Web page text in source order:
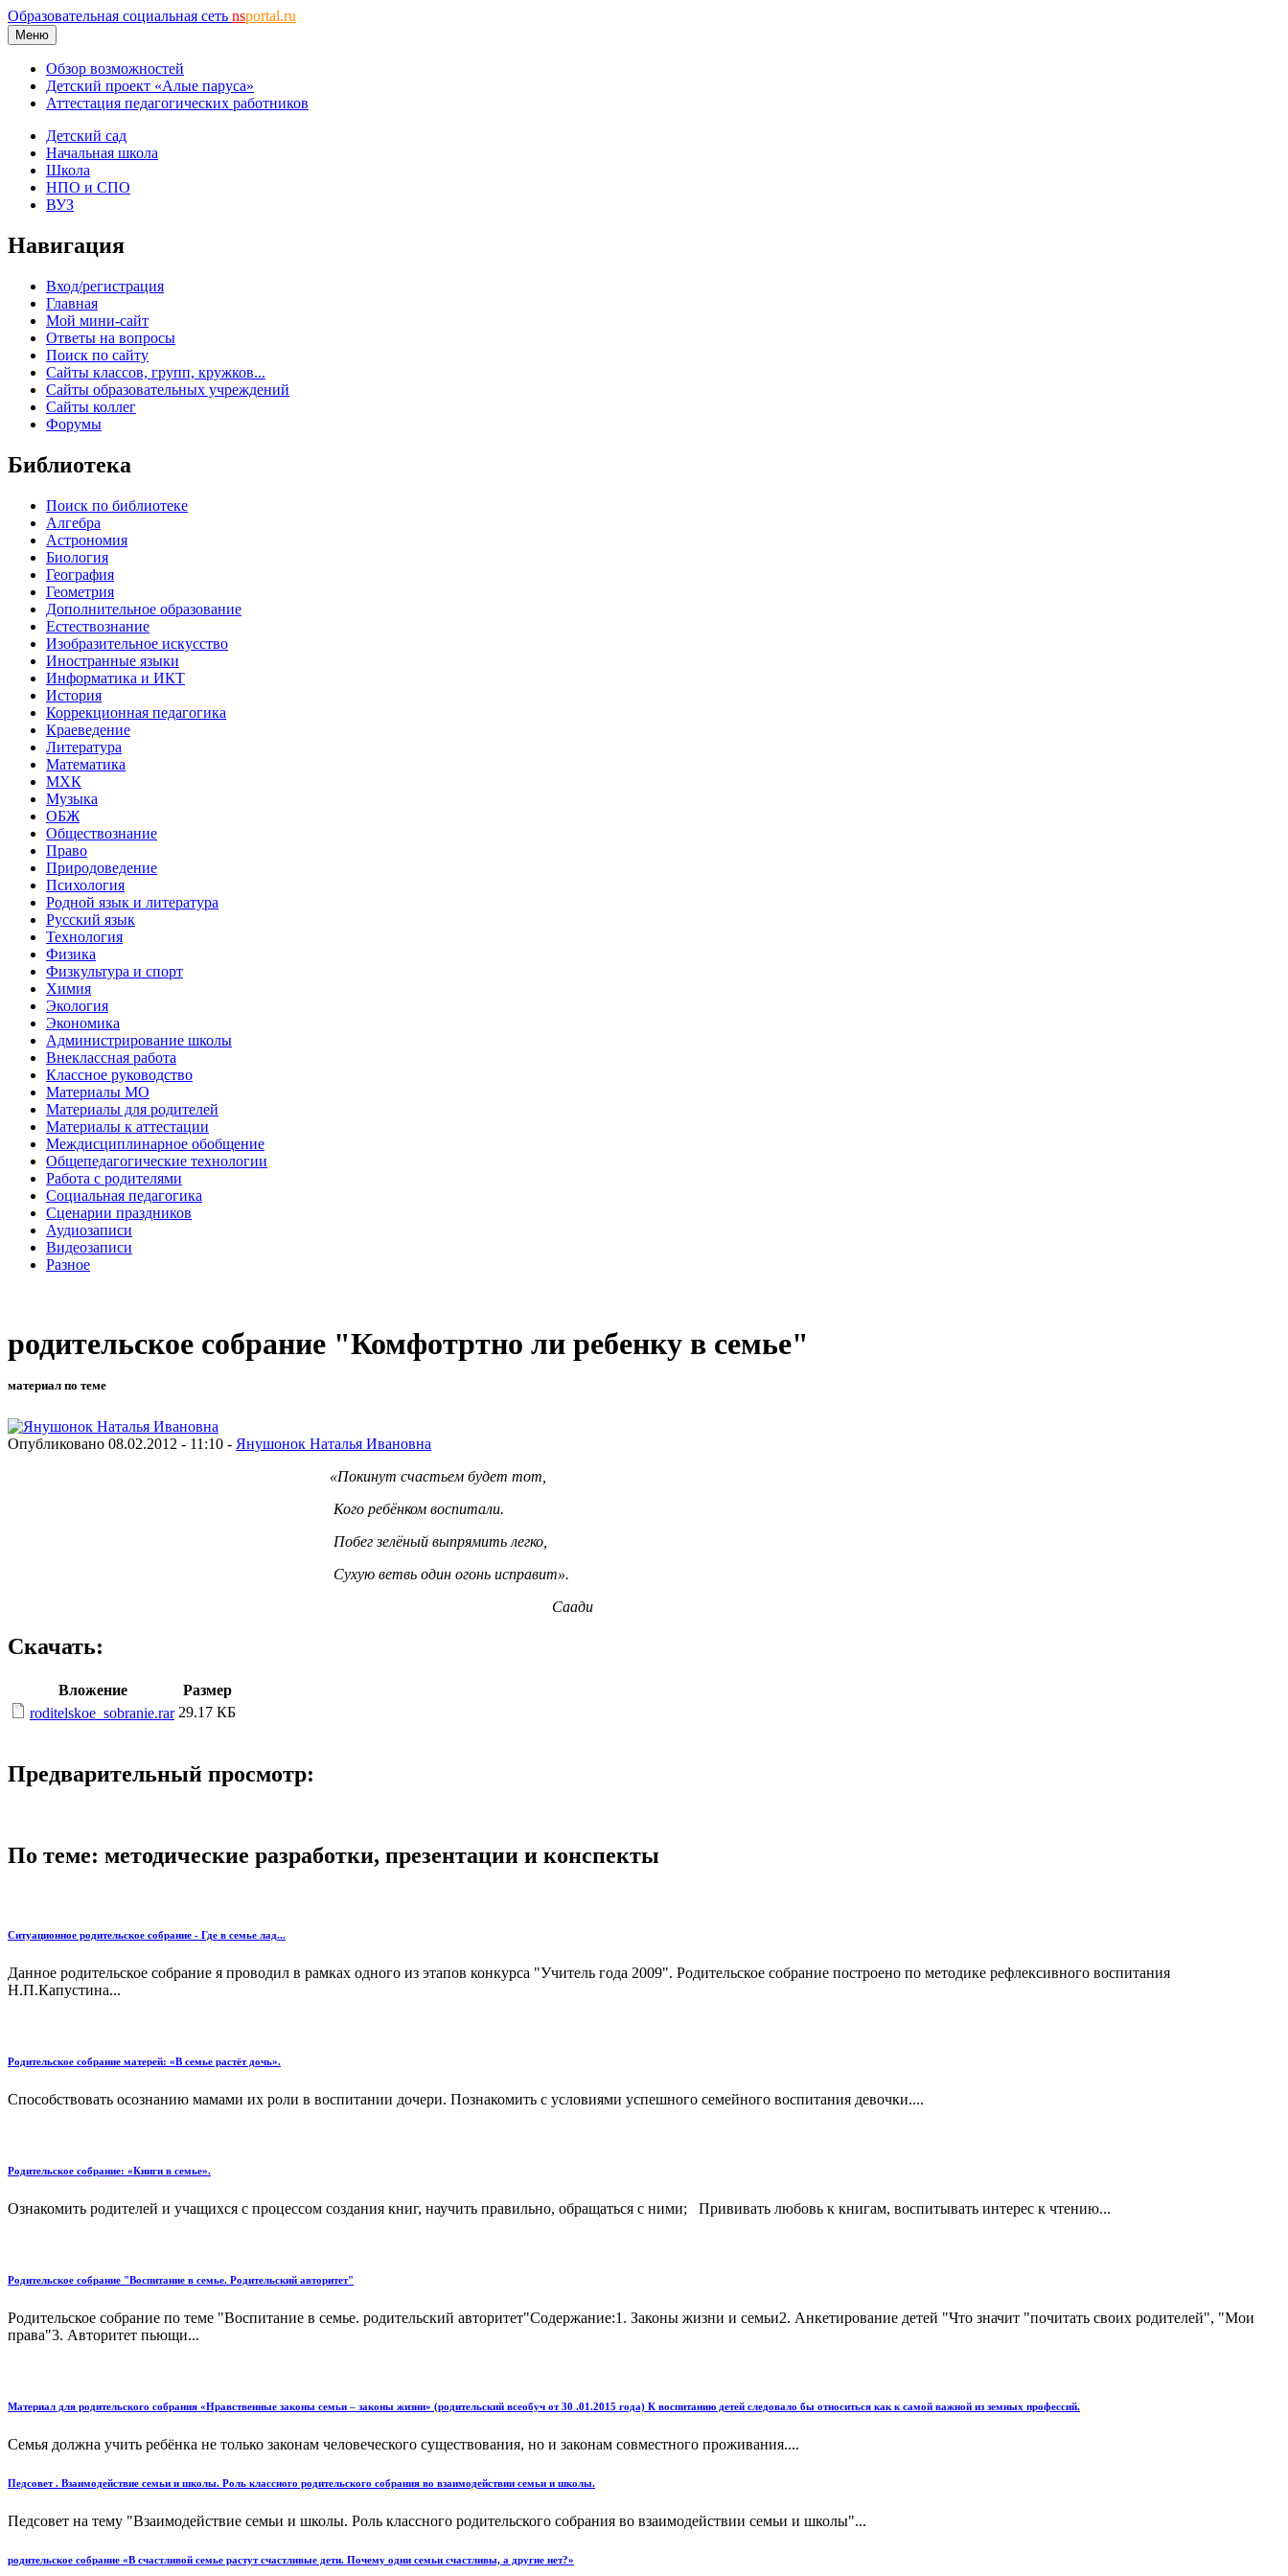
Образовательная социальная сеть nsportal.ru
Меню
Обзор возможностей
Детский проект «Алые паруса»
Аттестация педагогических работников
Детский сад
Начальная школа
Школа
НПО и СПО
ВУЗ
Навигация
Вход/регистрация
Главная
Мой мини-сайт
Ответы на вопросы
Поиск по сайту
Сайты классов, групп, кружков...
Сайты образовательных учреждений
Сайты коллег
Форумы
Библиотека
Поиск по библиотеке
Алгебра
Астрономия
Биология
География
Геометрия
Дополнительное образование
Естествознание
Изобразительное искусство
Иностранные языки
Информатика и ИКТ
История
Коррекционная педагогика
Краеведение
Литература
Математика
МХК
Музыка
ОБЖ
Обществознание
Право
Природоведение
Психология
Родной язык и литература
Русский язык
Технология
Физика
Физкультура и спорт
Химия
Экология
Экономика
Администрирование школы
Внеклассная работа
Классное руководство
Материалы МО
Материалы для родителей
Материалы к аттестации
Междисциплинарное обобщение
Общепедагогические технологии
Работа с родителями
Социальная педагогика
Сценарии праздников
Аудиозаписи
Видеозаписи
Разное
родительское собрание "Комфотртно ли ребенку в семье"
материал по теме
Опубликовано 08.02.2012 - 11:10 - Янушонок Наталья Ивановна
«Покинут счастьем будет тот,
Кого ребёнком воспитали.
Побег зелёный выпрямить легко,
Сухую ветвь один огонь исправит».
Саади
Скачать:
Вложение
Размер
roditelskoe_sobranie.rar 29.17 КБ
Предварительный просмотр:
По теме: методические разработки, презентации и конспекты
Ситуационное родительское собрание - Где в семье лад...
Данное родительское собрание я проводил в рамках одного из этапов конкурса "Учитель года 2009". Родительское собрание построено по методике рефлексивного воспитания
Н.П.Капустина...
Родительское собрание матерей: «В семье растёт дочь».
Способствовать осознанию мамами их роли в воспитании дочери. Познакомить с условиями успешного семейного воспитания девочки....
Родительское собрание: «Книги в семье».
Ознакомить родителей и учащихся с процессом создания книг, научить правильно, обращаться с ними; Прививать любовь к книгам, воспитывать интерес к чтению...
Родительское собрание "Воспитание в семье. Родительский авторитет"
Родительское собрание по теме "Воспитание в семье. родительский авторитет"Содержание:1. Законы жизни и семьи2. Анкетирование детей "Что значит "почитать своих родителей", "Мои
права"3. Авторитет пьющи...
Материал для родительского собрания «Нравственные законы семьи – законы жизни» (родительский всеобуч от 30 .01.2015 года) К воспитанию детей следовало бы относиться как к самой важной из земных профессий.
Семья должна учить ребёнка не только законам человеческого существования, но и законам совместного проживания....
Педсовет . Взаимодействие семьи и школы. Роль классного родительского собрания во взаимодействии семьи и школы.
Педсовет на тему "Взаимодействие семьи и школы. Роль классного родительского собрания во взаимодействии семьи и школы"...
родительское собрание «В счастливой семье растут счастливые дети. Почему одни семьи счастливы, а другие нет?»